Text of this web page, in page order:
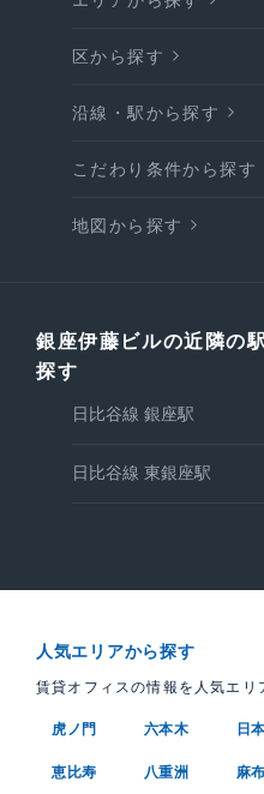
区から探す
沿線・駅から探す
こだわり条件から探す
地図から探す
銀座伊藤ビルの近隣の
探す
日比谷線 銀座駅
日比谷線 東銀座駅
人気エリアから探す
賃貸オフィスの情報を人気エリ
虎ノ門 六本木 日
恵比寿 八重洲 麻布